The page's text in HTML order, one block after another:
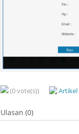
(0 vote(s))
Ulasan (0)